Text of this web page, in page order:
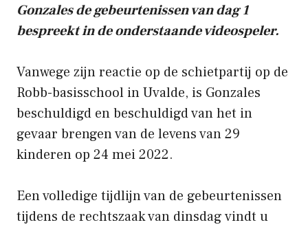
Gonzales de gebeurtenissen van dag 1
bespreekt in de onderstaande videospeler.
Vanwege zijn reactie op de schietpartij op de
Robb-basisschool in Uvalde, is Gonzales
beschuldigd en beschuldigd van het in
gevaar brengen van de levens van 29
kinderen op 24 mei 2022.
Een volledige tijdlijn van de gebeurtenissen
tijdens de rechtszaak van dinsdag vindt u